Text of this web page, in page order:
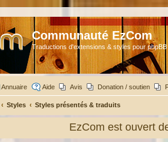
Communauté EzCom
Traductions d'extensions & styles pour
Annuaire Aide Avis Donation / soutien
Styles Styles présentés & traduits
EzCom est ouvert